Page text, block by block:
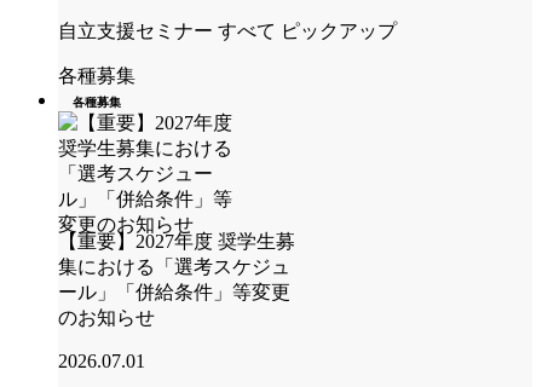
自立支援セミナー すべて ピックアップ
各種募集
各種募集
【重要】2027年度 奨学生募
集における「選考スケジュ
ール」「併給条件」等変更
のお知らせ
2026.07.01